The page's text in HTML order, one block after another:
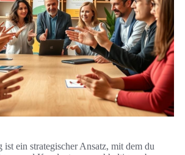
ein strategischer Ansatz, mit dem du